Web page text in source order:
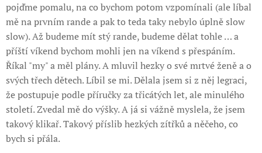
pojďme pomalu, na co bychom potom vzpomínali (ale líbal
mě na prvním rande a pak to teda taky nebylo úplně slow
slow). Až budeme mít stý rande, budeme dělat tohle … a
příští víkend bychom mohli jen na víkend s přespáním.
Říkal "my" a měl plány. A mluvil hezky o své mrtvé ženě a o
svých třech dětech. Líbil se mi. Dělala jsem si z něj legraci,
že postupuje podle příručky za třicátých let, ale minulého
století. Zvedal mě do výšky. A já si vážně myslela, že jsem
takový klikař. Takový příslib hezkých zítřků a něčeho, co
bych si přála.